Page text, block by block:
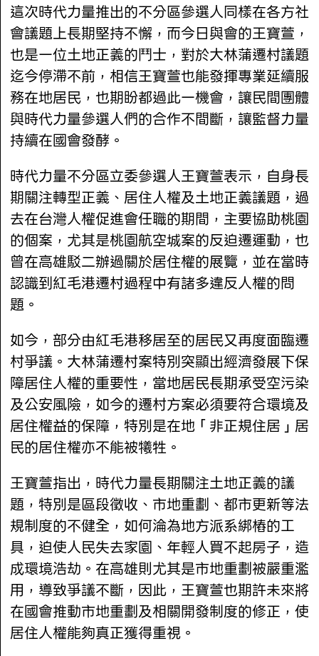
這次時代力量推出的不分區參選人同樣在各方社
會議題上長期堅持不懈，而今日與會的王寶萱，
也是一位土地正義的鬥士，對於大林蒲遷村議題
迄今停滯不前，相信王寶萱也能發揮專業延續服
務在地居民，也期盼都過此一機會，讓民間團體
與時代力量參選人們的合作不間斷，讓監督力量
持續在國會發酵。
時代力量不分區立委參選人王寶萱表示，自身長
期關注轉型正義、居住人權及土地正義議題，過
去在台灣人權促進會任職的期間，主要協助桃園
的個案，尤其是桃園航空城案的反迫遷運動，也
曾在高雄駁二辦過關於居住權的展覽，並在當時
認識到紅毛港遷村過程中有諸多違反人權的問
題。
如今，部分由紅毛港移居至的居民又再度面臨遷
村爭議。大林蒲遷村案特別突顯出經濟發展下保
障居住人權的重要性，當地居民長期承受空污染
及公安風險，如今的遷村方案必須要符合環境及
居住權益的保障，特別是在地「非正規住居」居
民的居住權亦不能被犧牲。
王寶萱指出，時代力量長期關注土地正義的議
題，特別是區段徵收、市地重劃、都市更新等法
規制度的不健全，如何淪為地方派系綁樁的工
具，迫使人民失去家園、年輕人買不起房子，造
成環境浩劫。在高雄則尤其是市地重劃被嚴重濫
用，導致爭議不斷，因此，王寶萱也期許未來將
在國會推動市地重劃及相關開發制度的修正，使
居住人權能夠真正獲得重視。